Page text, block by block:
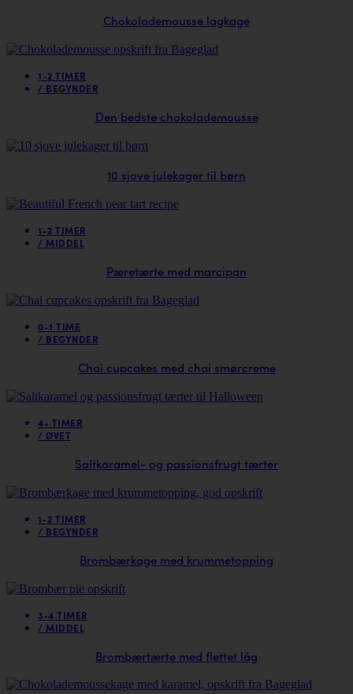
Chokolademousse lagkage
1-2 TIMER
/ BEGYNDER
Den bedste chokolademousse
10 sjove julekager til børn
1-2 TIMER
/ MIDDEL
Pæretærte med marcipan
0-1 TIME
/ BEGYNDER
Chai cupcakes med chai smørcreme
4+ TIMER
/ ØVET
Saltkaramel- og passionsfrugt tærter
1-2 TIMER
/ BEGYNDER
Brombærkage med krummetopping
3-4 TIMER
/ MIDDEL
Brombærtærte med flettet låg